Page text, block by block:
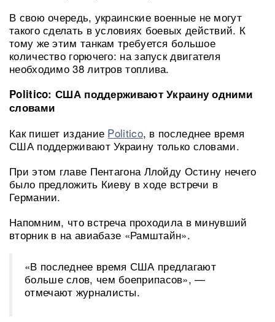
В свою очередь, украинские военные не могут
такого сделать в условиях боевых действий. К
тому же этим танкам требуется большое
количество горючего: на запуск двигателя
необходимо 38 литров топлива.
Politico: США поддерживают Украину одними
словами
Как пишет издание Politico, в последнее время
США поддерживают Украину только словами.
При этом главе Пентагона Ллойду Остину нечего
было предложить Киеву в ходе встречи в
Германии.
Напомним, что встреча проходила в минувший
вторник в на авиабазе «Рамштайн».
«В последнее время США предлагают
больше слов, чем боеприпасов», —
отмечают журналисты.